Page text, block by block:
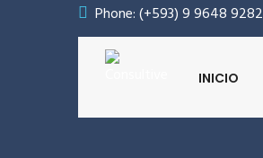
Phone: (+593) 9 9648 9282
INICIO